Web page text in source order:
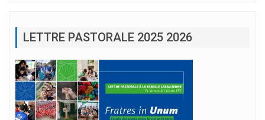
LETTRE PASTORALE 2025 2026